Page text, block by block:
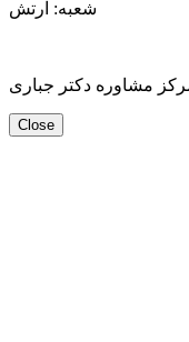
شعبه: ارتش
مشاوره دکتر جباری
Close